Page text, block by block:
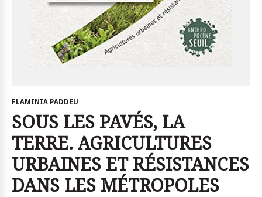
FLAMINIA PADDEU
SOUS LES PAVÉS, LA
TERRE. AGRICULTURES
URBAINES ET RÉSISTANCES
DANS LES MÉTROPOLES